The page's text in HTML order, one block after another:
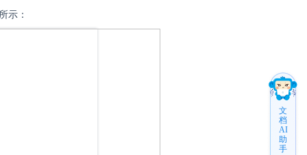
示：
文
档
AI
助
手